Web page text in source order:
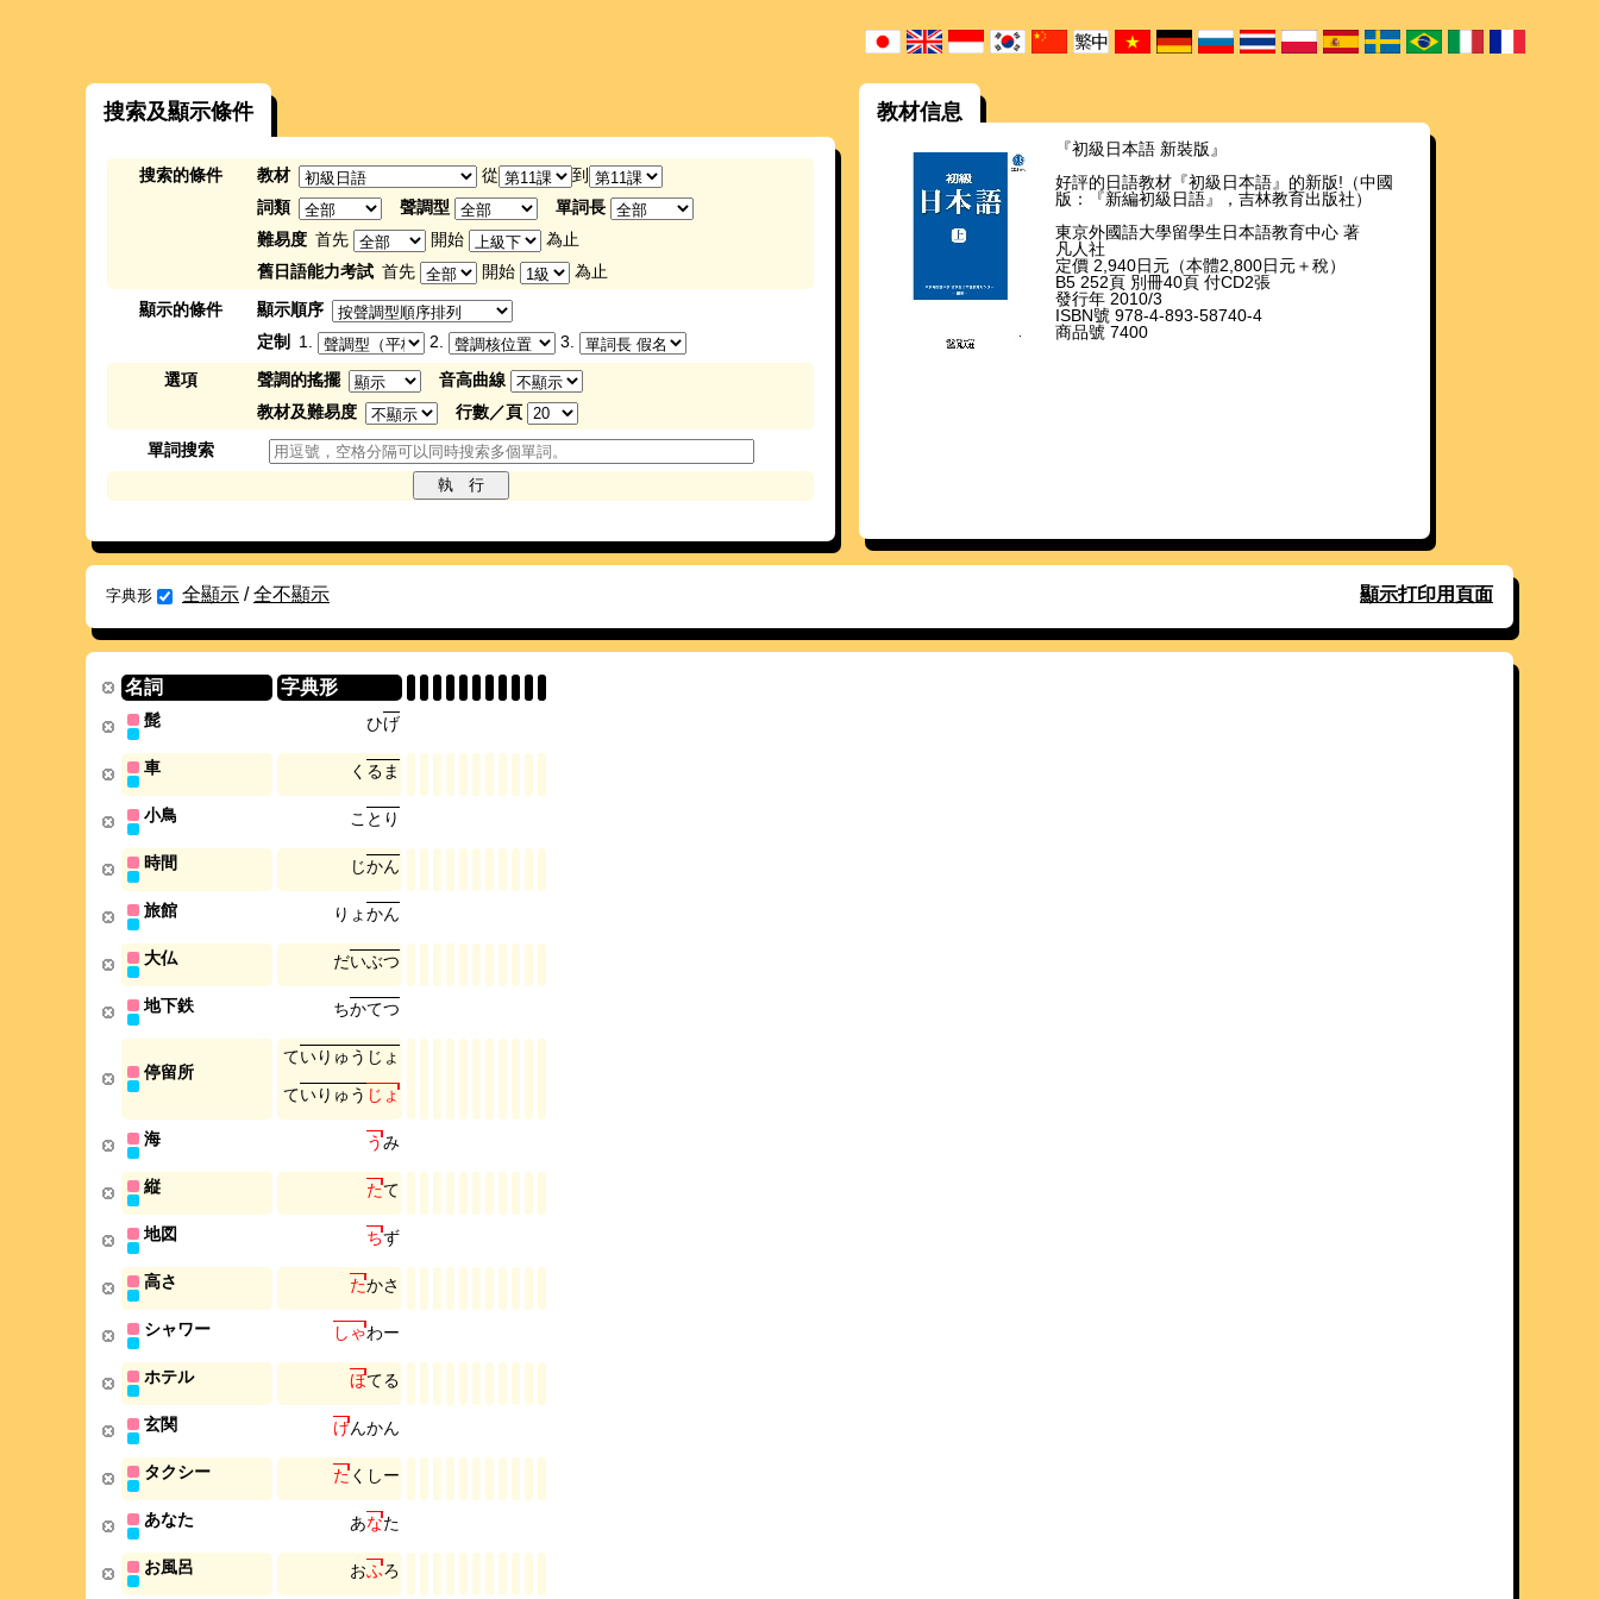
搜索及顯示條件
搜索的條件 教材 從
到
詞類
聲調型
單詞長
難易度 首先 開始
為止
舊日語能力考試 首先 開始
為止
顯示的條件
顯示順序
定制
1. 2.
3.
選項
聲調的搖擺
音高曲線
教材及難易度
行數／頁
單詞搜索
教材信息
『初級日本語 新裝版』
好評的日語教材『初級日本語』的新版!（中國
版：『新編初級日語』，吉林教育出版社）
東京外國語大學留學生日本語教育中心 著
凡人社
定價 2,940日元（本體2,800日元＋稅）
B5 252頁 別冊40頁 付CD2張
發行年 2010/3
ISBN號 978-4-893-58740-4
商品號 7400
字典形 全顯示 /全不顯示 顯示打印用頁面
名詞 字典形
髭 ひげ
車 く る ま
小鳥 こ と り
時間 じかん
旅館 り ょかん
大仏 だいぶつ
地下鉄 ちかてつ
停留所
ていり ゅ う じ ょ
ていり ゅ う じ ょ
海 うみ
縦 たて
地図 ちず
高さ たかさ
シャワー し ゃわー
ホテル ほてる
玄関 げんかん
タクシー たく しー
あなた あなた
お風呂 おふろ